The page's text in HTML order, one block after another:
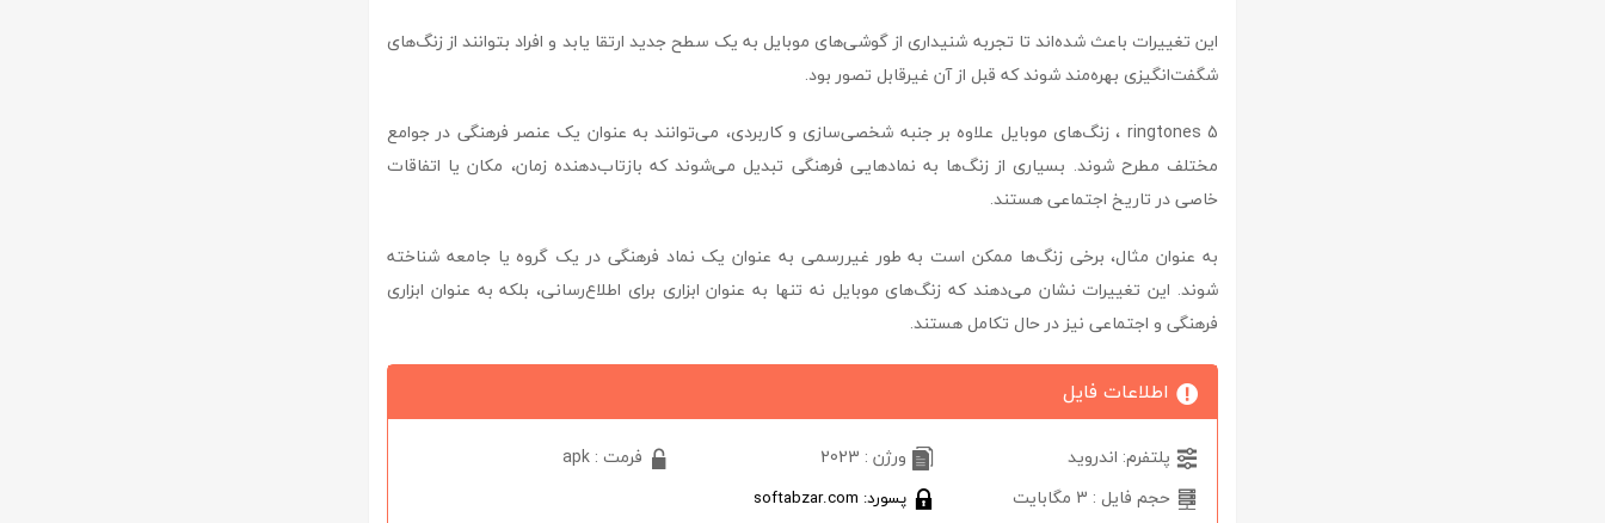
این تغییرات باعث شده‌اند تا تجربه شنیداری از گوشی‌های موبایل به یک سطح جدید ارتقا یابد و افراد بتوانند از زنگ‌های
شگفت‌انگیزی بهره‌مند شوند که قبل از آن غیرقابل تصور بود.
ringtones 5 ، زنگ‌های موبایل علاوه بر جنبه شخصی‌سازی و کاربردی، می‌توانند به عنوان یک عنصر فرهنگی در جوامع
مختلف مطرح شوند. بسیاری از زنگ‌ها به نمادهایی فرهنگی تبدیل می‌شوند که بازتاب‌دهنده زمان، مکان یا اتفاقات
خاصی در تاریخ اجتماعی هستند.
به عنوان مثال، برخی زنگ‌ها ممکن است به طور غیررسمی به عنوان یک نماد فرهنگی در یک گروه یا جامعه شناخته
شوند. این تغییرات نشان می‌دهند که زنگ‌های موبایل نه تنها به عنوان ابزاری برای اطلاع‌رسانی، بلکه به عنوان ابزاری
فرهنگی و اجتماعی نیز در حال تکامل هستند.
اطلاعات فایل
پلتفرم: اندروید ورژن : 2023
فرمت : apk
حجم فایل : 3 مگابایت
پسورد: softabzar.com